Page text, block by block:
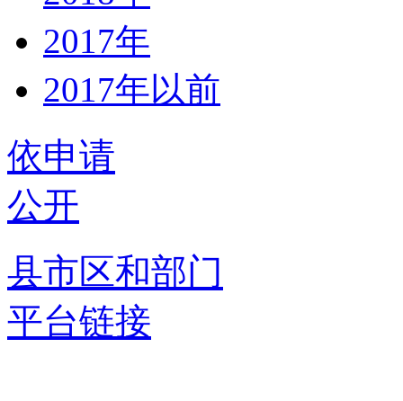
2017年
2017年以前
依申请
公开
县市区和部门
平台链接